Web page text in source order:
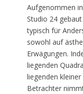
Aufgenommen
Studio 24
typisch für
sowohl auf
Erwägungen.
liegenden
liegenden
Betrachter